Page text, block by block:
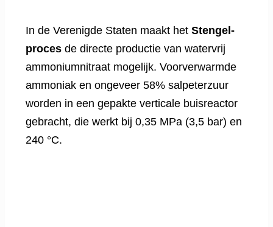
In de Verenigde Staten maakt het Stengel-
proces de directe productie van watervrij
ammoniumnitraat mogelijk. Voorverwarmde
ammoniak en ongeveer 58% salpeterzuur
worden in een gepakte verticale buisreactor
gebracht, die werkt bij 0,35 MPa (3,5 bar) en
240 °C.